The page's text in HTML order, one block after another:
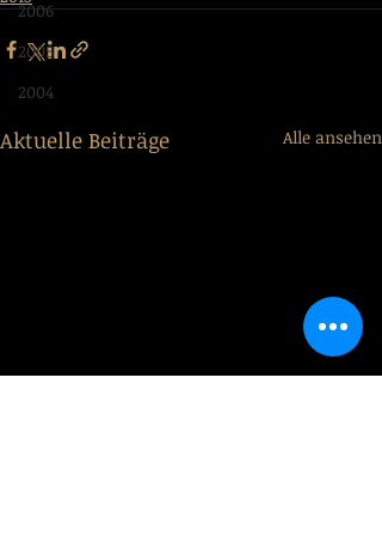
2006
2005
2004
Aktuelle Beiträge Alle ansehen